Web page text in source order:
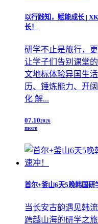
以行践知，赋能成长 |
长！
研学不止是旅行，
让学子们告别课堂
文地标体验异国生
历、锤炼能力、开
化 解...
07.102026
more
首尔+釜山6天5晚韩国研
当长安古韵遇见韩
跨越山海的研学之